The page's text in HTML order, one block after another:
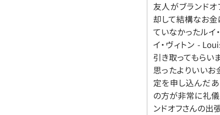
友人がブランド
却して結構なお金
ていなかったルイ
イ・ヴィトン -
引き取ってもらい
思ったよりいいお
定を申し込んだ
の方が非常に礼儀
ンドオフさんの出